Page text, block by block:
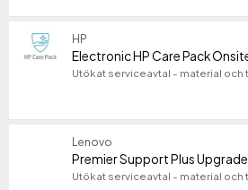
HP
Lenovo
Premier Support Plus Upgrade